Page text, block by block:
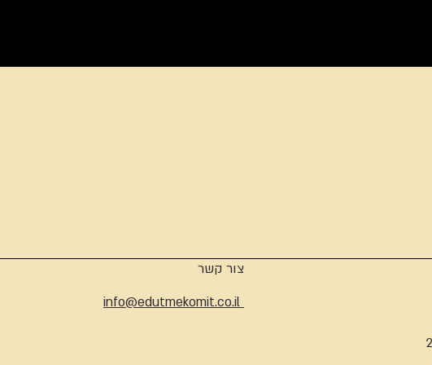
צור קשר
info@edutmekomit.co.il